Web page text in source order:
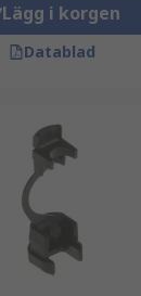
Lägg i korgen
Datablad